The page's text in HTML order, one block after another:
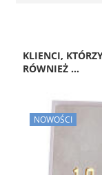
KLIENCI,
RÓWNIEŻ ...
NOWOŚCI